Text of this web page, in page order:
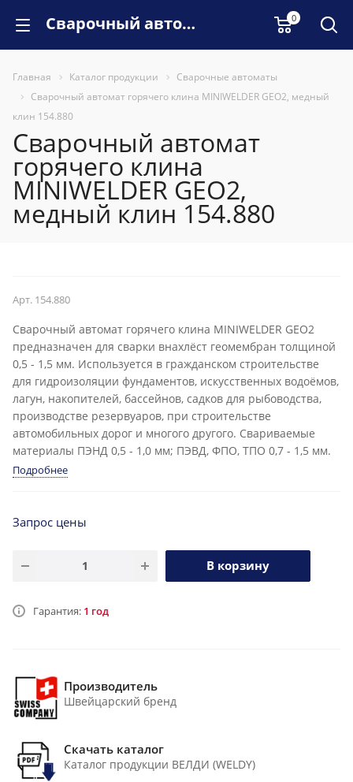
Сварочный автомат горячего клина MINIWELDER GEO2, медный клин 154.880 0
Главная Каталог продукции
Сварочные автоматы
Сварочный автомат горячего клина MINIWELDER GEO2, медный
клин 154.880
Сварочный автомат
горячего клина
MINIWELDER GEO2,
медный клин 154.880
Арт. 154.880
Сварочный автомат горячего клина MINIWELDER GEO2
предназначен для сварки внахлёст геомембран толщиной
0,5 - 1,5 мм. Используется в гражданском строительстве
для гидроизоляции фундаментов, искусственных водоёмов,
лагун, накопителей, бассейнов, садков для рыбоводства,
производстве резервуаров, при строительстве
автомобильных дорог и многого другого. Свариваемые
материалы ПЭНД 0,5 - 1,0 мм; ПЭВД, ФПО, ТПО 0,7 - 1,5 мм.
Подробнее
Запрос цены
В корзину
Гарантия: 1 год
Производитель
Швейцарский бренд
Скачать каталог
Каталог продукции ВЕЛДИ (WELDY)